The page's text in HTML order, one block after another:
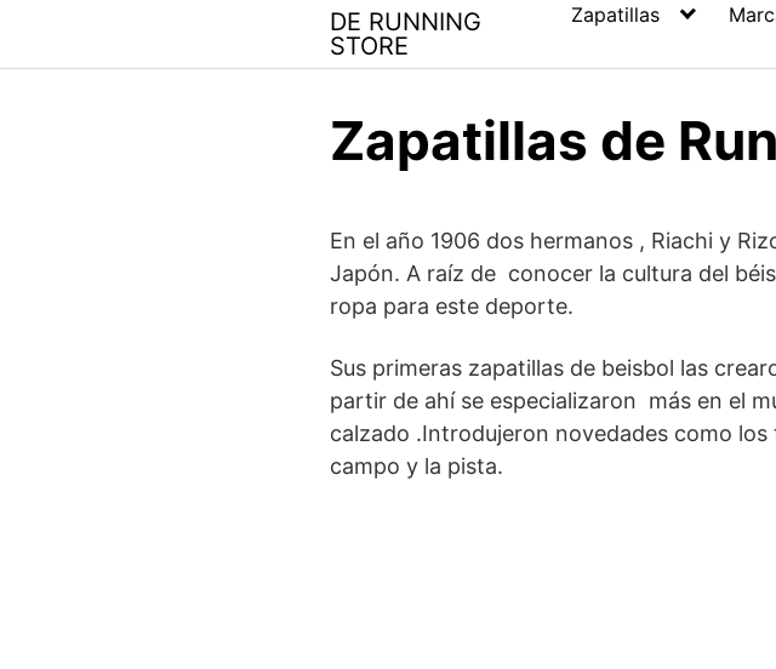
contenido
DE RUNNING
STORE
Zapatillas
Zapatillas de
En el año 1906 dos hermanos , Riachi y
Japón. A raíz de conocer la cultura del
ropa para este deporte.
Sus primeras zapatillas de beisbol las
partir de ahí se especializaron más en el
calzado .Introdujeron novedades como los
campo y la pista.